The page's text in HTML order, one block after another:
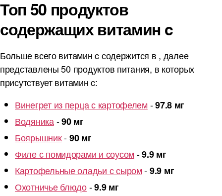
Топ 50 продуктов
содержащих витамин c
Больше всего витамин c содержится в , далее
представлены 50 продуктов питания, в которых
присутствует витамин c:
Винегрет из перца с картофелем-97.8 мг
Водяника-90 мг
Боярышник-90 мг
Филе с помидорами и соусом-9.9 мг
Картофельные оладьи с сыром-9.9 мг
Охотничье блюдо-9.9 мг